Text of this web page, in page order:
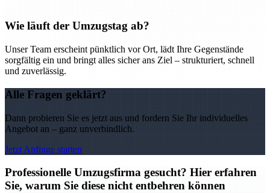
Wie läuft der Umzugstag ab?
Unser Team erscheint pünktlich vor Ort, lädt Ihre Gegenstände
sorgfältig ein und bringt alles sicher ans Ziel – strukturiert, schnell
und zuverlässig.
Alle Fragen geklärt?
Dann probieren Sie es jetzt aus und fordern Sie Ihr individuelles
Angebot an – ganz unverbindlich.
Jetzt Anfrage starten
Professionelle Umzugsfirma gesucht? Hier erfahren
Sie, warum Sie diese nicht entbehren können